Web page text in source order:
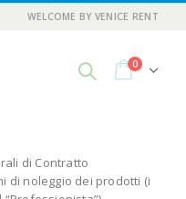
WELCOME BY VENICE RENT
0
di Contratto
di noleggio dei prodotti (i